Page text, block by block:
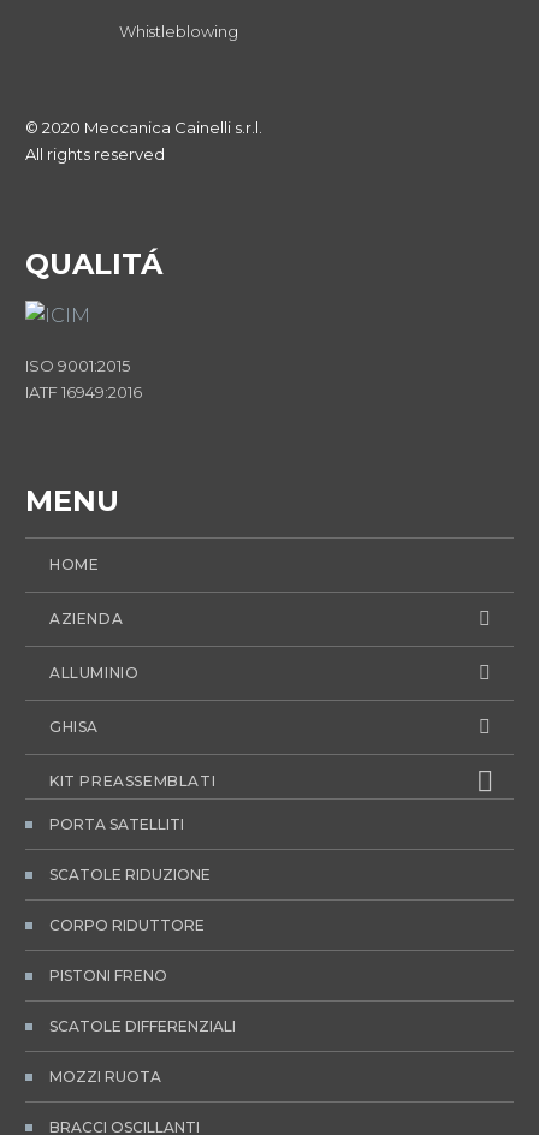
Whistleblowing
© 2020 Meccanica Cainelli s.r.l.
All rights reserved
QUALITÁ
ISO 9001:2015
IATF 16949:2016
MENU
HOME
AZIENDA
ALLUMINIO
GHISA
KIT PREASSEMBLATI
PORTA SATELLITI
SCATOLE RIDUZIONE
CORPO RIDUTTORE
PISTONI FRENO
SCATOLE DIFFERENZIALI
MOZZI RUOTA
BRACCI OSCILLANTI